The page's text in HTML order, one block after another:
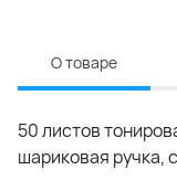
О товаре
50 листов
шариковая ручка,